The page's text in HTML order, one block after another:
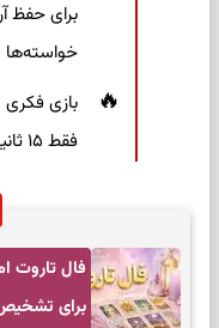
برای حفظ
خواسته‌ها
بازی فکری
فقط ۱۵ ثانیه برای پیداکردنش وقت دارید
برای